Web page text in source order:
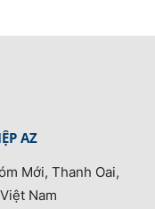
AZ
Mới, Thanh Oai,
Nam